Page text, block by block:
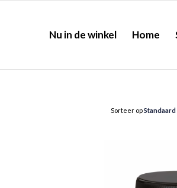
Nu in de winkel Home
Sorteer opStandaard